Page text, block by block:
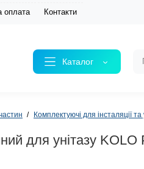
оплата Контакти
Каталог
Комплектуючі для інсталяції та
для унітазу